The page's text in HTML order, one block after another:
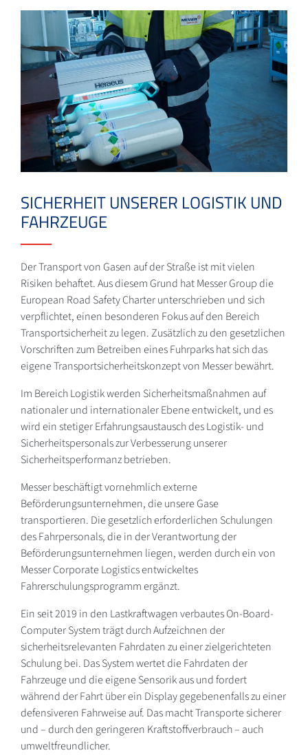
SICHERHEIT UNSERER LOGISTIK UND
FAHRZEUGE
Der Transport von Gasen auf der Straße ist mit vielen
Risiken behaftet. Aus diesem Grund hat Messer Group die
European Road Safety Charter unterschrieben und sich
verpflichtet, einen besonderen Fokus auf den Bereich
Transportsicherheit zu legen. Zusätzlich zu den gesetzlichen
Vorschriften zum Betreiben eines Fuhrparks hat sich das
eigene Transportsicherheitskonzept von Messer bewährt.
Im Bereich Logistik werden Sicherheitsmaßnahmen auf
nationaler und internationaler Ebene entwickelt, und es
wird ein stetiger Erfahrungsaustausch des Logistik- und
Sicherheitspersonals zur Verbesserung unserer
Sicherheitsperformanz betrieben.
Messer beschäftigt vornehmlich externe
Beförderungsunternehmen, die unsere Gase
transportieren. Die gesetzlich erforderlichen Schulungen
des Fahrpersonals, die in der Verantwortung der
Beförderungsunternehmen liegen, werden durch ein von
Messer Corporate Logistics entwickeltes
Fahrerschulungsprogramm ergänzt.
Ein seit 2019 in den Lastkraftwagen verbautes On-Board-
Computer System trägt durch Aufzeichnen der
sicherheitsrelevanten Fahrdaten zu einer zielgerichteten
Schulung bei. Das System wertet die Fahrdaten der
Fahrzeuge und die eigene Sensorik aus und fordert
während der Fahrt über ein Display gegebenenfalls zu einer
defensiveren Fahrweise auf. Das macht Transporte sicherer
und – durch den geringeren Kraftstoffverbrauch – auch
umweltfreundlicher.